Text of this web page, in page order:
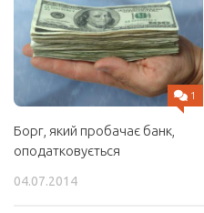
1
Борг, який пробачає банк,
оподатковується
04.07.2014